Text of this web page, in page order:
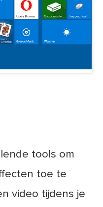
tools om
toe te
video tijdens je